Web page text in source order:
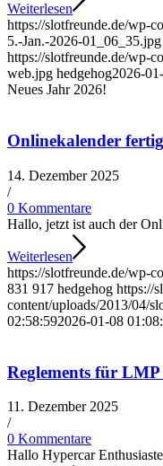
Weiterlesen
https://slotfreunde.de/wp-
5.-Jan.-2026-01_06_35.jpg
https://slotfreunde.de/wp-
web.jpg hedgehog2026-
Neues Jahr 2026!
Onlinekalender fertig
14. Dezember 2025
/
0 Kommentare
Hallo, jetzt ist auch der
Weiterlesen
https://slotfreunde.de/wp-
831 917 hedgehog https://
content/uploads/2013/04/
02:58:592026-01-08
Reglements für LMP
11. Dezember 2025
/
0 Kommentare
Hallo Hypercar